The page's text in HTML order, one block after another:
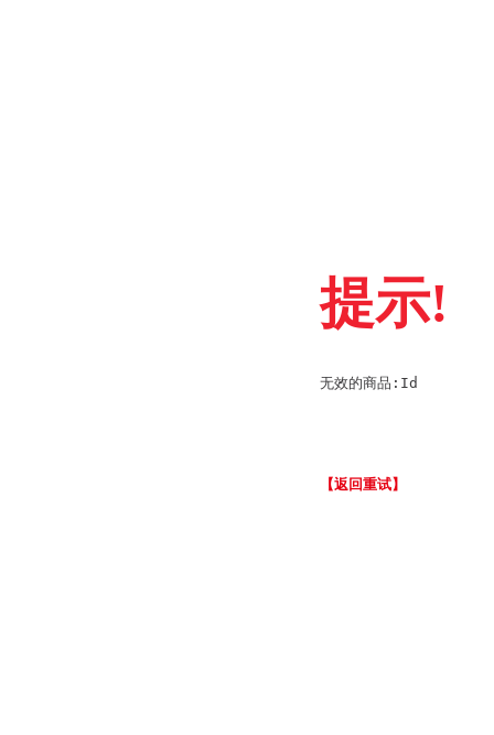
提示!
无效的商品:Id
【返回重试】